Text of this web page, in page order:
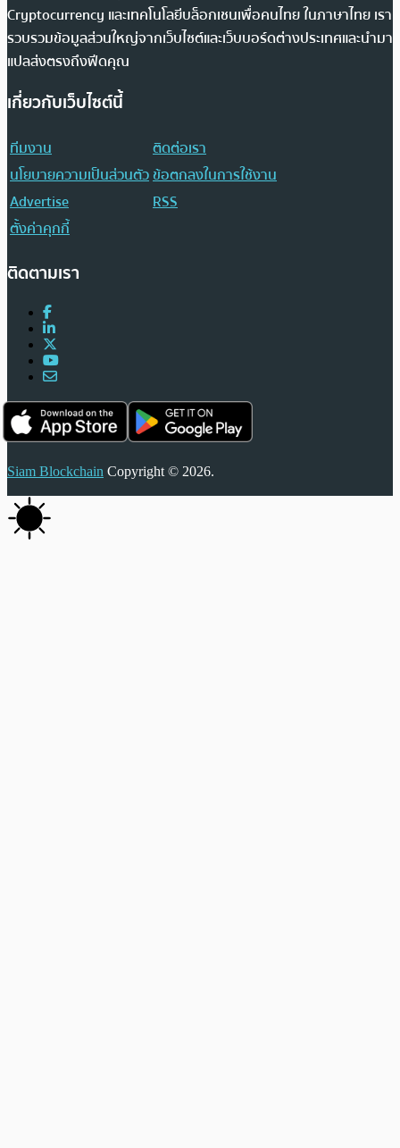
Cryptocurrency และเทคโนโลยีบล็อกเชนเพื่อคนไทย ในภาษาไทย เรา
รวบรวมข้อมูลส่วนใหญ่จากเว็บไซต์และเว็บบอร์ดต่างประเทศและนำมา
แปลส่งตรงถึงฟีดคุณ
เกี่ยวกับเว็บไซต์นี้
ทีมงาน
ติดต่อเรา
นโยบายความเป็นส่วนตัวข้อตกลงในการใช้งาน
Advertise
RSS
ตั้งค่าคุกกี้
ติดตามเรา
Siam Blockchain Copyright © 2026.